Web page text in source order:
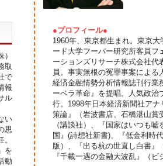
●プロフィール●
1960年、東京都生まれ。東京
ード大学フーバー研究所客員フ
ーションズリサーチ株式会社
員。事実無根の冤罪事案による
経済金融情勢分析情報誌刊行業
ーベラ革命』を提唱。人気政
行。1998年日本経済新聞社ア
策論』（岩波書店、石橋湛山賞
（講談社）、『国家はいつも
国』(詩想社新書)、『低金利時
版）、『出る杭の世直し白書』
『千載一遇の金融大波乱』（ビ
取
で
報
ル
い
思
を
動